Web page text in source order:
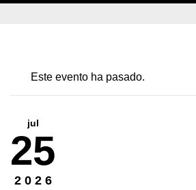
Este evento ha pasado.
jul
25
2026